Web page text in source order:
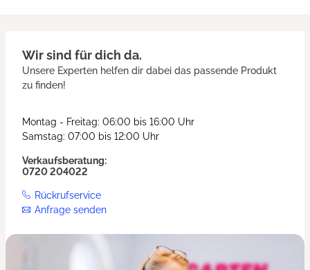
Wir sind für dich da.
Unsere Experten helfen dir dabei das passende Produkt
zu finden!
Montag - Freitag: 06:00 bis 16:00 Uhr
Samstag: 07:00 bis 12:00 Uhr
Verkaufsberatung:
0720 204022
Rückrufservice
Anfrage senden